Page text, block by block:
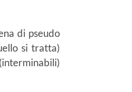
di pseudo
si tratta)